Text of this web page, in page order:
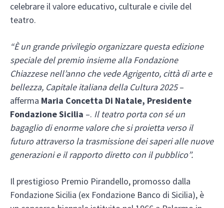
celebrare il valore educativo, culturale e civile del
teatro.
“È un grande privilegio organizzare questa edizione
speciale del premio insieme alla Fondazione
Chiazzese nell’anno che vede Agrigento, città di arte e
bellezza, Capitale italiana della Cultura 2025–
afferma Maria Concetta Di Natale, Presidente
Fondazione Sicilia –. Il teatro porta con sé un
bagaglio di enorme valore che si proietta verso il
futuro attraverso la trasmissione dei saperi alle nuove
generazioni e il rapporto diretto con il pubblico”.
Il prestigioso Premio Pirandello, promosso dalla
Fondazione Sicilia (ex Fondazione Banco di Sicilia), è